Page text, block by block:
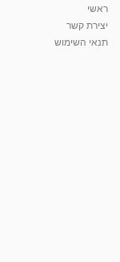
קרין גורן - העוגה
יוסי שר - מתמחה
רנה רז-גילו -טיפול
סודות בתאריך
ינואר זינה ליבשיץ
ראשי
יצירת קשר
תנאי השימוש